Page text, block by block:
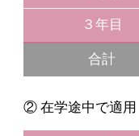
３年目
合計
② 在学途中で適用